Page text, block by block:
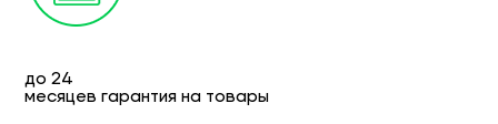
до 24
месяцев гарантия на товары